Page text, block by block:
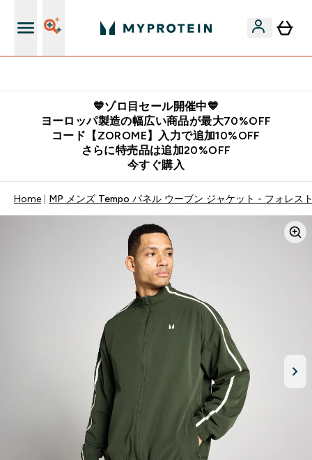
💙ゾロ目セール開催中💙
ヨーロッパ製造の幅広い商品が最大70%OFF
コード【ZOROME】入力で追加10%OFF
さらに特売品は追加20%OFF
今すぐ購入
Home MP メンズ Tempo パネル ウーブン ジャケット - フォレス